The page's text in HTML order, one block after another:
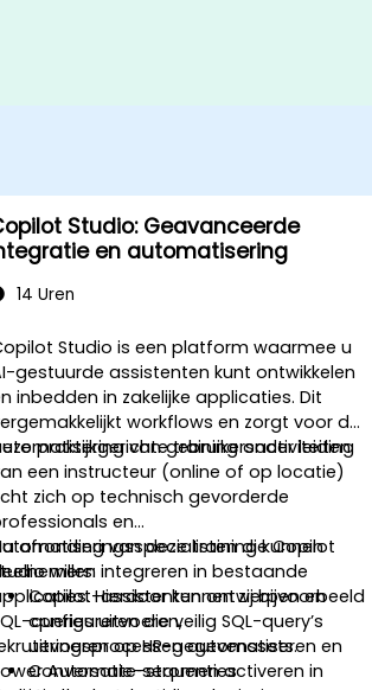
Studio: Geavanceerde
en automatisering
14 Uren
Studio is een platform waarmee u
gestuurde assistenten kunt ontwikkelen
inbedden in zakelijke applicaties. Dit
workflows en zorgt voor de
van gebruikersactiviteiten.
praktijkgerichte training onder leiding
een instructeur (online of op locatie)
zich op technisch gevorderde
en
die Copilot
willen integreren in bestaande
Hierdoor kunnen zij bijvoorbeeld
queries uitvoeren,
automatiseren en
Automate-stromen activeren in
afronding van deze training kunnen
Copilot-assistenten ontwerpen en
configureren die veilig SQL-query’s
uitvoeren op HR-gegevenssets.
Conversatie-sequenties